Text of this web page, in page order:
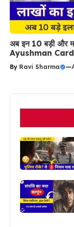
अब इन 10 बड़ी और
Ayushman Card
By Ravi Sharma —